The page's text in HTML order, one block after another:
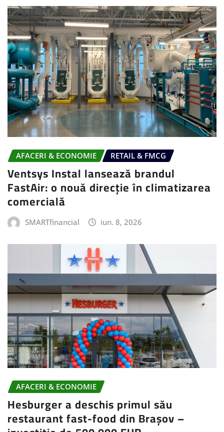
AFACERI & ECONOMIE RETAIL & FMCG
Ventsys Instal lansează brandul
FastAir: o nouă direcție în climatizarea
comercială
SMARTfinancial iun. 8, 2026
AFACERI & ECONOMIE
Hesburger a deschis primul său
restaurant fast-food din Brașov –